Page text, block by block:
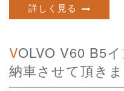
詳しく見る
VOLVO V60 B5インスクリプション ご
納車させて頂き